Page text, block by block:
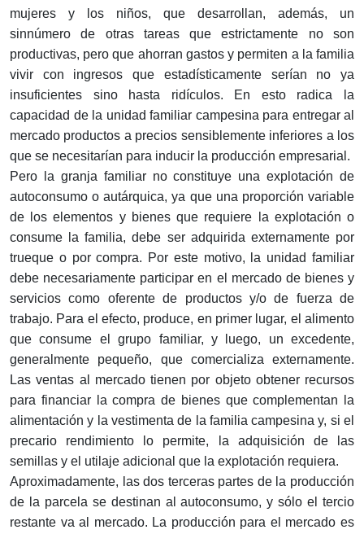
mujeres y los niños, que desarrollan, además, un
sinnúmero de otras tareas que estrictamente no son
productivas, pero que ahorran gastos y permiten a la familia
vivir con ingresos que estadísticamente serían no ya
insuficientes sino hasta ridículos. En esto radica la
capacidad de la unidad familiar campesina para entregar al
mercado productos a precios sensiblemente inferiores a los
que se necesitarían para inducir la producción empresarial.
Pero la granja familiar no constituye una explotación de
autoconsumo o autárquica, ya que una proporción variable
de los elementos y bienes que requiere la explotación o
consume la familia, debe ser adquirida externamente por
trueque o por compra. Por este motivo, la unidad familiar
debe necesariamente participar en el mercado de bienes y
servicios como oferente de productos y/o de fuerza de
trabajo. Para el efecto, produce, en primer lugar, el alimento
que consume el grupo familiar, y luego, un excedente,
generalmente pequeño, que comercializa externamente.
Las ventas al mercado tienen por objeto obtener recursos
para financiar la compra de bienes que complementan la
alimentación y la vestimenta de la familia campesina y, si el
precario rendimiento lo permite, la adquisición de las
semillas y el utilaje adicional que la explotación requiera.
Aproximadamente, las dos terceras partes de la producción
de la parcela se destinan al autoconsumo, y sólo el tercio
restante va al mercado. La producción para el mercado es